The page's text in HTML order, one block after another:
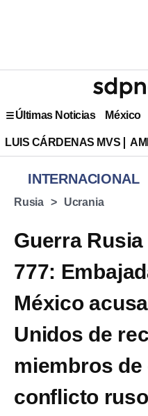
Últimas Noticias México
LUIS CÁRDENAS MVS
INTERNACIONAL
Rusia Ucrania
Guerra
777:
México
Unidos de
miembros
conflicto